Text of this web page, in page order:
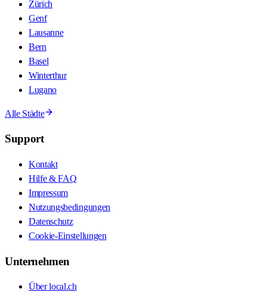
Zürich
Genf
Lausanne
Bern
Basel
Winterthur
Lugano
Alle Städte
Support
Kontakt
Hilfe & FAQ
Impressum
Nutzungsbedingungen
Datenschutz
Cookie-Einstellungen
Unternehmen
Über local.ch